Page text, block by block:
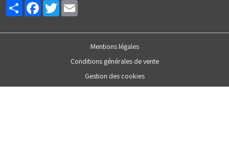
PartagerFacebookTwitter
Mentions légales
Conditions générales de vente
Gestion des cookies